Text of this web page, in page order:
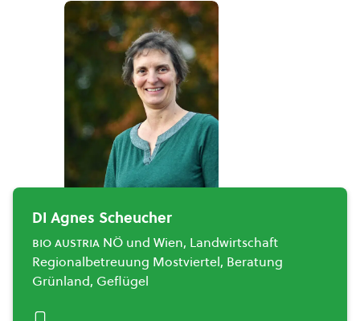
DI Agnes Scheucher
bio austria NÖ und Wien, Landwirtschaft
Regionalbetreuung Mostviertel, Beratung
Grünland, Geflügel